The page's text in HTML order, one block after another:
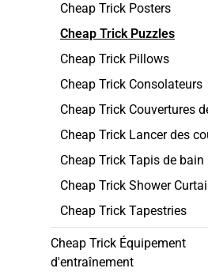
Cheap Trick Posters
Cheap Trick Puzzles
Cheap Trick Pillows
Cheap Trick Consolateurs
Cheap Trick Couvertures
Cheap Trick Lancer des
Cheap Trick Tapis de bain
Cheap Trick Shower
Cheap Trick Tapestries
Cheap Trick Équipement
d'entraînement